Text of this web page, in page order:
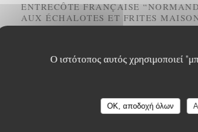
Ο ιστότοπος αυτός χρησιμοποιεί
OK, αποδοχή όλων
ENTRECÔTE FRANÇAISE
AUX ÉCHALOTES ET FRITES
OMELETTE AUX OEUFS BIO, FINES